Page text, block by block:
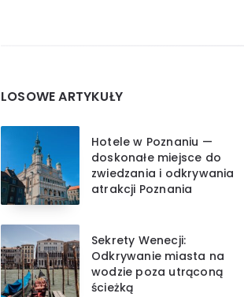
LOSOWE ARTYKUŁY
Hotele w Poznaniu —
doskonałe miejsce do
zwiedzania i odkrywania
atrakcji Poznania
Sekrety Wenecji:
Odkrywanie miasta na
wodzie poza utrąconą
ścieżką